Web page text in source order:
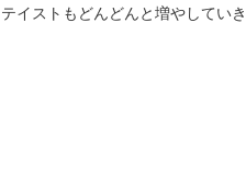
テイストもどんどんと増やしてい